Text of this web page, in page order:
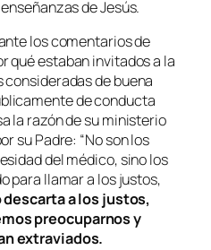
de Jesús.
los comentarios de
qué estaban invitados a la
de buena
de conducta
la razón de su ministerio
su Padre: “No son los
del médico, sino los
para llamar a los justos,
descarta a los justos,
preocuparnos y
extraviados.